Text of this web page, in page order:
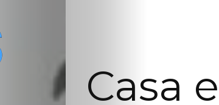
Casa